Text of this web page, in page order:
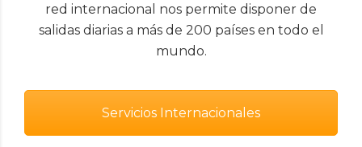
red internacional nos permite disponer de
salidas diarias a más de 200 países en todo el
mundo.
Servicios Internacionales